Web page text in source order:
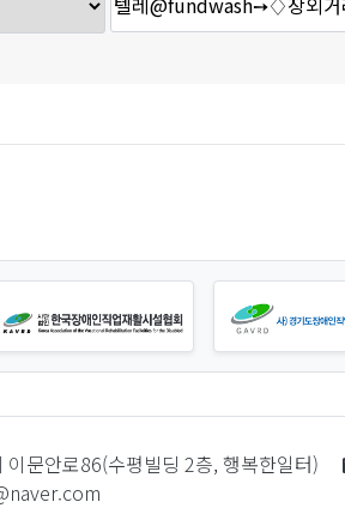
이문안로86(수평빌딩 2층, 행복한일터)